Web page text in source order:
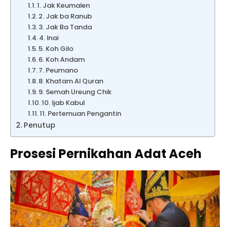
1. Jak Keumalen
2. Jak ba Ranub
3. Jak Ba Tanda
4. Inai
5. Koh Gilo
6. Koh Andam
7. Peumano
8. Khatam Al Quran
9. Semah Ureung Chik
10. Ijab Kabul
11. Pertemuan Pengantin
Penutup
Prosesi Pernikahan Adat Aceh